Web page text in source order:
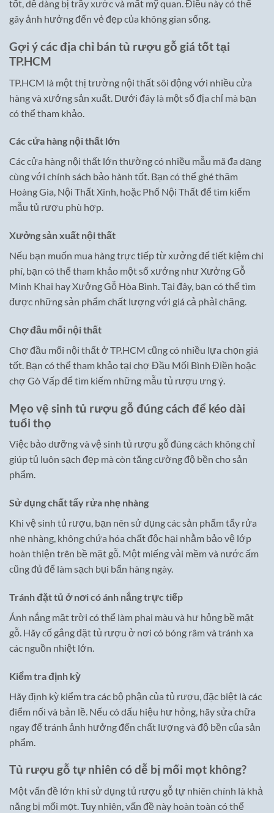
tốt, dễ dàng bị trầy xước và mất mỹ quan. Điều này có thể
gây ảnh hưởng đến vẻ đẹp của không gian sống.
Gợi ý các địa chỉ bán tủ rượu gỗ giá tốt tại
TP.HCM
TP.HCM là một thị trường nội thất sôi động với nhiều cửa
hàng và xưởng sản xuất. Dưới đây là một số địa chỉ mà bạn
có thể tham khảo.
Các cửa hàng nội thất lớn
Các cửa hàng nội thất lớn thường có nhiều mẫu mã đa dạng
cùng với chính sách bảo hành tốt. Bạn có thể ghé thăm
Hoàng Gia, Nội Thất Xinh, hoặc Phố Nội Thất để tìm kiếm
mẫu tủ rượu phù hợp.
Xưởng sản xuất nội thất
Nếu bạn muốn mua hàng trực tiếp từ xưởng để tiết kiệm chi
phí, bạn có thể tham khảo một số xưởng như Xưởng Gỗ
Minh Khai hay Xưởng Gỗ Hòa Bình. Tại đây, bạn có thể tìm
được những sản phẩm chất lượng với giá cả phải chăng.
Chợ đầu mối nội thất
Chợ đầu mối nội thất ở TP.HCM cũng có nhiều lựa chọn giá
tốt. Bạn có thể tham khảo tại chợ Đầu Mối Bình Điền hoặc
chợ Gò Vấp để tìm kiếm những mẫu tủ rượu ưng ý.
Mẹo vệ sinh tủ rượu gỗ đúng cách để kéo dài
tuổi thọ
Việc bảo dưỡng và vệ sinh tủ rượu gỗ đúng cách không chỉ
giúp tủ luôn sạch đẹp mà còn tăng cường độ bền cho sản
phẩm.
Sử dụng chất tẩy rửa nhẹ nhàng
Khi vệ sinh tủ rượu, bạn nên sử dụng các sản phẩm tẩy rửa
nhẹ nhàng, không chứa hóa chất độc hại nhằm bảo vệ lớp
hoàn thiện trên bề mặt gỗ. Một miếng vải mềm và nước ấm
cũng đủ để làm sạch bụi bẩn hàng ngày.
Tránh đặt tủ ở nơi có ánh nắng trực tiếp
Ánh nắng mặt trời có thể làm phai màu và hư hỏng bề mặt
gỗ. Hãy cố gắng đặt tủ rượu ở nơi có bóng râm và tránh xa
các nguồn nhiệt lớn.
Kiểm tra định kỳ
Hãy định kỳ kiểm tra các bộ phận của tủ rượu, đặc biệt là các
điểm nối và bản lề. Nếu có dấu hiệu hư hỏng, hãy sửa chữa
ngay để tránh ảnh hưởng đến chất lượng và độ bền của sản
phẩm.
Tủ rượu gỗ tự nhiên có dễ bị mối mọt không?
Một vấn đề lớn khi sử dụng tủ rượu gỗ tự nhiên chính là khả
năng bị mối mọt. Tuy nhiên, vấn đề này hoàn toàn có thể